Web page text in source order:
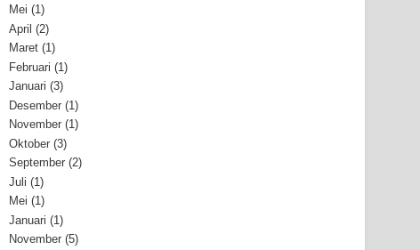
Mei (1)
April (2)
Maret (1)
Februari (1)
Januari (3)
Desember (1)
November (1)
Oktober (3)
September (2)
Juli (1)
Mei (1)
Januari (1)
November (5)